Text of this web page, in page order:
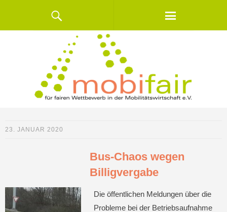
23. JANUAR 2020
Bus-Chaos wegen
Billigvergabe
Die öffentlichen Meldungen über die
Probleme bei der Betriebsaufnahme